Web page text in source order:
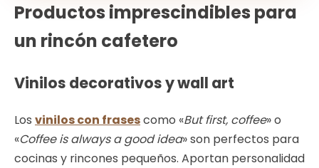
Productos imprescindibles para
un rincón cafetero
Vinilos decorativos y wall art
Los vinilos con frasescomo «But first, coffee» o
«Coffee is always a good idea» son perfectos para
cocinas y rincones pequeños. Aportan personalidad